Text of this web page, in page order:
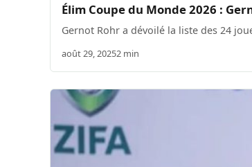
Élim Coupe du Monde 2026 :
Gernot Rohr a dévoilé la liste des 24
août 29, 20252 min